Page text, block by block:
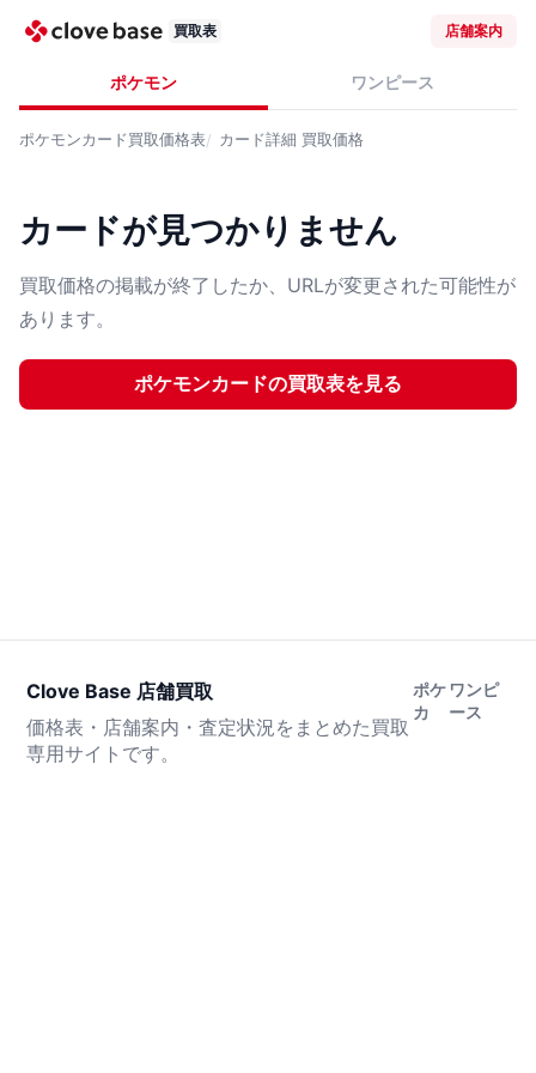
買取表 店舗案内
ポケモン ワンピース
ポケモンカード買取価格表 カード詳細 買取価格
カードが見つかりません
買取価格の掲載が終了したか、URLが変更された可能性が
あります。
ポケモンカードの買取表を見る
Clove Base 店舗買取
価格表・店舗案内・査定状況をまとめた買取
専用サイトです。
ポケ
カ
ワンピ
ース